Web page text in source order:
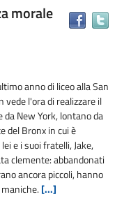
morale
anno di liceo alla San
vede l'ora di realizzare il
da New York, lontano da
del Bronx in cui è
e i suoi fratelli, Jake,
clemente: abbandonati
ancora piccoli, hanno
[...]